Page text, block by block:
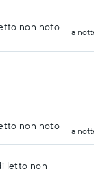
non noto a
non noto a
letto non